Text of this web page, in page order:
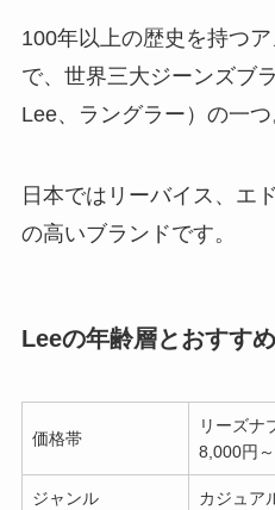
100年以上の歴史を持つ
で、世界三大ジーンズブ
Lee、ラングラー）の一つ
日本ではリーバイス、エ
の高いブランドです。
Leeの年齢層とおすす
価格帯
リーズナ
8,000円～
ジャンル カジュア